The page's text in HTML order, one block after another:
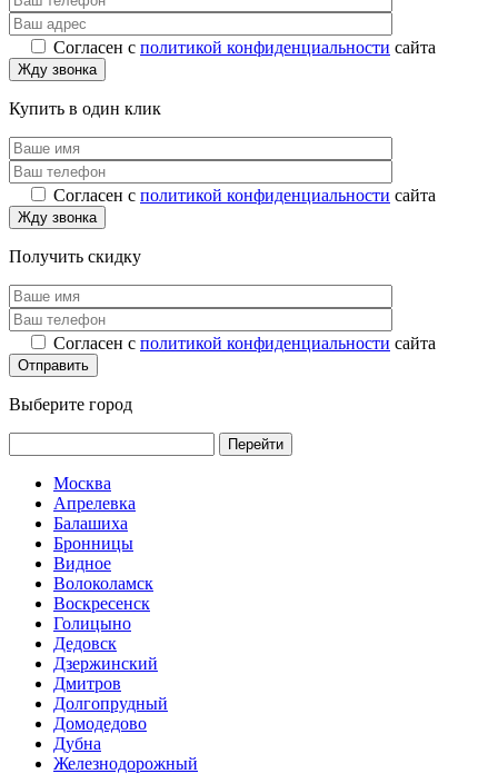
Согласен с политикой конфиденциальности сайта
Купить в один клик
Согласен с политикой конфиденциальности сайта
Получить скидку
Согласен с политикой конфиденциальности сайта
Выберите город
Перейти
Москва
Апрелевка
Балашиха
Бронницы
Видное
Волоколамск
Воскресенск
Голицыно
Дедовск
Дзержинский
Дмитров
Долгопрудный
Домодедово
Дубна
Железнодорожный